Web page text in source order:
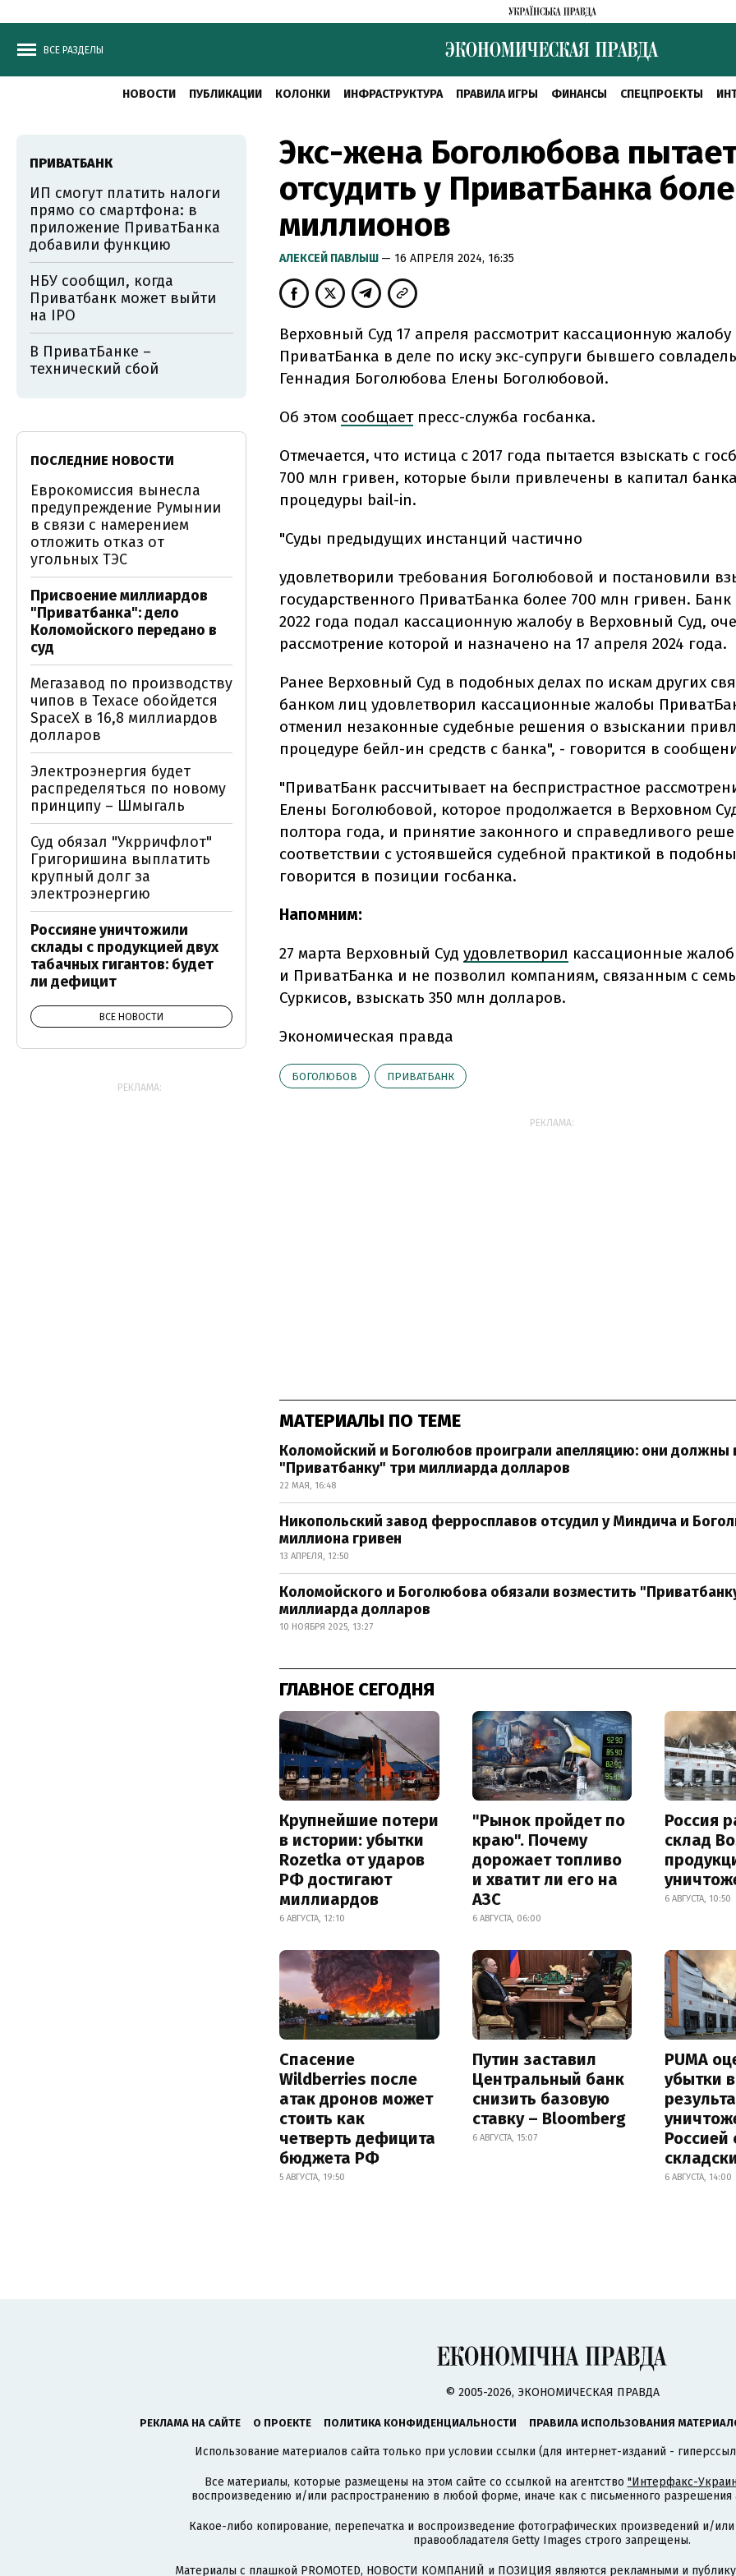
ВСЕ РАЗДЕЛЫ
НОВОСТИ ПУБЛИКАЦИИ КОЛОНКИ ИНФРАСТРУКТУРА ПРАВИЛА ИГРЫ ФИНАНСЫ СПЕЦПРОЕКТЫ
Экс-жена Боголюбова
отсудить у ПриватБанка
миллионов
АЛЕКСЕЙ ПАВЛЫШ — 16 АПРЕЛЯ 2024, 16:35
Верховный Суд 17 апреля рассмотрит кассационную жалобу
ПриватБанка в деле по иску экс-супруги бывшего
Геннадия Боголюбова Елены Боголюбовой.
Об этом сообщаетпресс-служба госбанка.
Отмечается, что истица с 2017 года пытается взыскать с
700 млн гривен, которые были привлечены в капитал
процедуры bail-in.
"Суды предыдущих инстанций частично
удовлетворили требования Боголюбовой и постановили
государственного ПриватБанка более 700 млн гривен. Банк
2022 года подал кассационную жалобу в Верховный Суд,
рассмотрение которой и назначено на 17 апреля 2024 года.
Ранее Верховный Суд в подобных делах по искам других
банком лиц удовлетворил кассационные жалобы
отменил незаконные судебные решения о взыскании
процедуре бейл-ин средств с банка", - говорится в
"ПриватБанк рассчитывает на беспристрастное
Елены Боголюбовой, которое продолжается в Верховном
полтора года, и принятие законного и справедливого
соответствии с устоявшейся судебной практикой в
говорится в позиции госбанка.
Напомним:
27 марта Верховный Суд удовлетворил кассационные
и ПриватБанка и не позволил компаниям, связанным с
Суркисов, взыскать 350 млн долларов.
Экономическая правда
БОГОЛЮБОВ ПРИВАТБАНК
РЕКЛАМА:
МАТЕРИАЛЫ ПО ТЕМЕ
Коломойский и Боголюбов проиграли апелляцию: они должны
"Приватбанку" три миллиарда долларов
22 МАЯ, 16:48
Никопольский завод ферросплавов отсудил у Миндича и
миллиона гривен
13 АПРЕЛЯ, 12:50
Коломойского и Боголюбова обязали возместить
миллиарда долларов
10 НОЯБРЯ 2025, 13:27
ГЛАВНОЕ СЕГОДНЯ
Крупнейшие потери
в истории: убытки
Rozetka от ударов
РФ достигают
миллиардов
6 АВГУСТА, 12:10
"Рынок пройдет по
краю". Почему
дорожает топливо
и хватит ли его на
АЗС
6 АВГУСТА, 06:00
Россия
склад
6 АВГУСТА, 10:50
Спасение
Wildberries после
атак дронов может
стоить как
четверть дефицита
бюджета РФ
5 АВГУСТА, 19:50
Путин заставил
Центральный банк
снизить базовую
ставку – Bloomberg
6 АВГУСТА, 15:07
PUMA
убытки в
Россией
6 АВГУСТА, 14:00
ПРИВАТБАНК
ИП смогут платить налоги
прямо со смартфона: в
приложение ПриватБанка
добавили функцию
НБУ сообщил, когда
Приватбанк может выйти
на IPO
В ПриватБанке –
технический сбой
ПОСЛЕДНИЕ НОВОСТИ
Еврокомиссия вынесла
предупреждение Румынии
в связи с намерением
отложить отказ от
угольных ТЭС
Присвоение миллиардов
"Приватбанка": дело
Коломойского передано в
суд
Мегазавод по производству
чипов в Техасе обойдется
SpaceX в 16,8 миллиардов
долларов
Электроэнергия будет
распределяться по новому
принципу – Шмыгаль
Суд обязал "Укрричфлот"
Григоришина выплатить
крупный долг за
электроэнергию
Россияне уничтожили
склады с продукцией двух
табачных гигантов: будет
ли дефицит
ВСЕ НОВОСТИ
РЕКЛАМА:
© 2005-2026, ЭКОНОМИЧЕСКАЯ ПРАВДА
РЕКЛАМА НА САЙТЕ О ПРОЕКТЕ ПОЛИТИКА КОНФИДЕНЦИАЛЬНОСТИ ПРАВИЛА ИСПОЛЬЗОВАНИЯ
Использование материалов сайта только при условии ссылки (для интернет-изданий -
Все материалы, которые размещены на этом сайте со ссылкой на агентство "Интерфакс-
воспроизведению и/или распространению в любой форме, иначе как с письменного разрешения
Какое-либо копирование, перепечатка и воспроизведение фотографических произведений и/
правообладателя Getty Images строго запрещены.
Материалы с плашкой PROMOTED, НОВОСТИ КОМПАНИЙ и ПОЗИЦИЯ являются рекламными и